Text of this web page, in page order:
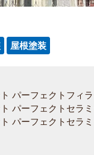
屋根塗装
パーフェクトフィ
パーフェクトセラ
ト パーフェクトセラ